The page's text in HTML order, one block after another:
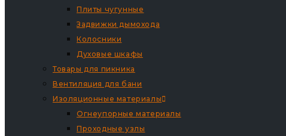
Плиты чугунные
Задвижки дымохода
Колосники
Духовые шкафы
Товары для пикника
Вентиляция для бани
Изоляционные материалы
Огнеупорные материалы
Проходные узлы